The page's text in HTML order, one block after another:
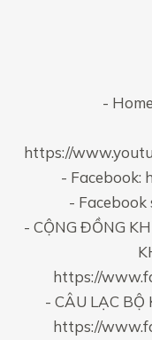
-
https://
- Facebook:
- Facebook
- CỘNG ĐỒNG
https://
- CÂU LẠC
https://